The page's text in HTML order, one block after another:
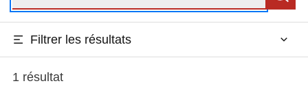
Filtrer les résultats
1 résultat